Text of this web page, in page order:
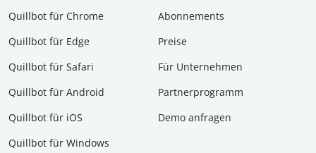
Quillbot für Chrome
Quillbot für Edge
Quillbot für Safari
Quillbot für Android
Quillbot für iOS
Quillbot für Windows
Abon­ne­ments
Preise
Für Unternehmen
Partnerprogramm
Demo anfragen